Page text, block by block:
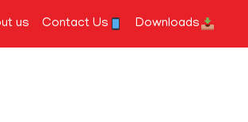
us Contact Us Downloads